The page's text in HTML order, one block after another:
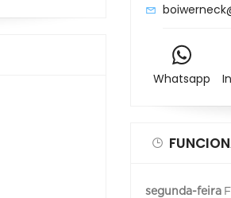
Whatsapp
segunda-feira